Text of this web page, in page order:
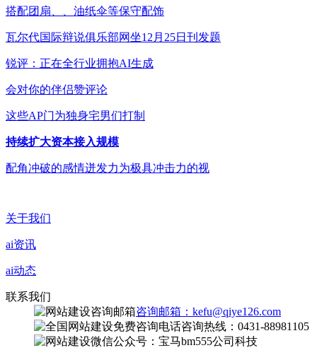
搭配团扇、、油纸伞等保守配饰
瓦尔代国际辩说俱乐部网坐12月25日刊发题
锐评：正在全行业拥抱AI生成
会对你的伴侣赞评论
这些AP门为独身宅男们打制
持续扩大资本接入规模
配角冲破的感情迸发力为极具冲击力的视
关于我们
ai资讯
ai动态
联系我们
咨询邮箱：kefu@qiye126.com
咨询热线：0431-88981105
微信公众号：宝马bm555公司科技